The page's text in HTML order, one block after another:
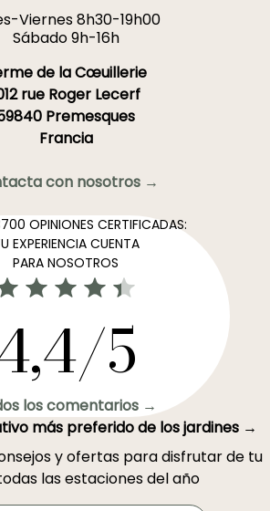
Viernes 8h30-19h00
Sábado 9h-16h
de la Cœuillerie
rue Roger Lecerf
Premesques
Francia
con nosotros →
OPINIONES CERTIFICADAS:
EXPERIENCIA CUENTA
PARA NOSOTROS
5
los comentarios →
más preferido de los jardines →
y ofertas para disfrutar de tu
las estaciones del año